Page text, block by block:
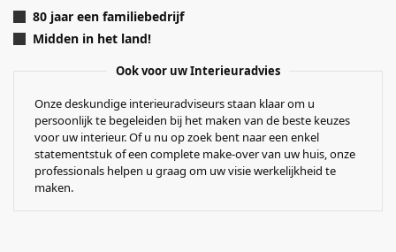
80 jaar een familiebedrijf
Midden in het land!
Ook voor uw Interieuradvies
Onze deskundige interieuradviseurs staan klaar om u
persoonlijk te begeleiden bij het maken van de beste keuzes
voor uw interieur. Of u nu op zoek bent naar een enkel
statementstuk of een complete make-over van uw huis, onze
professionals helpen u graag om uw visie werkelijkheid te
maken.